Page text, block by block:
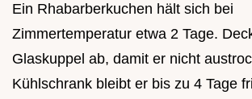
Ein Rhabarberkuchen hält sich bei
Zimmertemperatur etwa 2 Tage.
Glaskuppel ab, damit er nicht
Kühlschrank bleibt er bis zu 4 Tage